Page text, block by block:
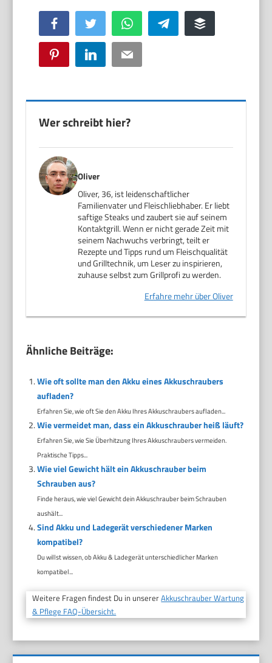
Facebook Twitter WhatsApp Telegram Buffer
Pinterest LinkedIn Email
Wer schreibt hier?
Oliver
Oliver, 36, ist leidenschaftlicher
Familienvater und Fleischliebhaber. Er liebt
saftige Steaks und zaubert sie auf seinem
Kontaktgrill. Wenn er nicht gerade Zeit mit
seinem Nachwuchs verbringt, teilt er
Rezepte und Tipps rund um Fleischqualität
und Grilltechnik, um Leser zu inspirieren,
zuhause selbst zum Grillprofi zu werden.
Erfahre mehr über Oliver
Ähnliche Beiträge:
Wie oft sollte man den Akku eines Akkuschraubers
aufladen?
Erfahren Sie, wie oft Sie den Akku Ihres Akkuschraubers aufladen...
Wie vermeidet man, dass ein Akkuschrauber heiß läuft?
Erfahren Sie, wie Sie Überhitzung Ihres Akkuschraubers vermeiden.
Praktische Tipps...
Wie viel Gewicht hält ein Akkuschrauber beim
Schrauben aus?
Finde heraus, wie viel Gewicht dein Akkuschrauber beim Schrauben
aushält...
Sind Akku und Ladegerät verschiedener Marken
kompatibel?
Du willst wissen, ob Akku & Ladegerät unterschiedlicher Marken
kompatibel...
Weitere Fragen findest Du in unsererAkkuschrauber Wartung
& Pflege FAQ-Übersicht.